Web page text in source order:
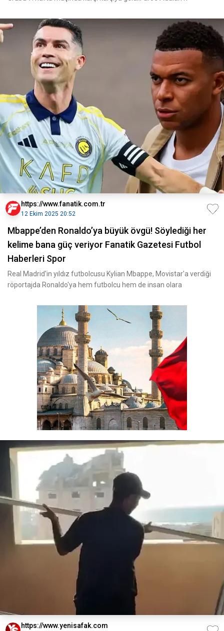
https://www.fanatik.com.tr
12 Ekim 2025 20:52
Mbappe’den Ronaldo’ya büyük övgü! Söylediği her
kelime bana güç veriyor Fanatik Gazetesi Futbol
Haberleri Spor
Real Madrid'in yıldız futbolcusu Kylian Mbappe, Movistar'a verdiği
röportajda Ronaldo'ya hem futbolcu hem de insan olara
https://www.yenisafak.com